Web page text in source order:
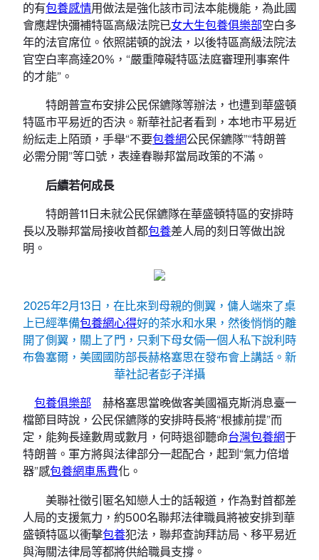
的有包養感情用做法是強化該市司法本能機能，為此國
會應趕快彌補特區高級法院已女大生包養俱樂部空白多
年的法官席位。依照諾頓的說法，以後特區高級法院法
官空白率高達20%，“嚴重障礙特區法庭審理刑事案件
的才能”。
特朗普宣布安排公民保鑣隊等辦法，也遭到華盛頓
特區市平易近的否決。新華社記者看到，本地市平易近
紛紜走上陌頭，手舉“不要包養網公民保鑣隊”“特朗普
必需分開”等口號，表達春聯邦當局政策的不滿。
后續若何成長
特朗普11日未就公民保鑣隊在華盛頓特區的安排時
長以及聯邦當局接收首都包養差人局的刻日等做出說
明。
2025年2月13日，在比來到母親的側翼，傭人端來了桌
上已經準備包養網心得好的茶水和水果，然後悄悄的離
開了側翼，關上了門，只剩下母女倆一個人私下說利時
布魯塞爾，美國國防部長赫格塞思在發布會上講話。新
華社記者彭子洋攝
包養俱樂部 赫格塞思當晚做客美國福克斯消息臺一
檔節目時說，公民保鑣隊的安排時長將“根據前提”而
定，能夠長達數周或數月，何時退卻聽命台灣包養網于
特朗普。軍方將與法律部分一起配合，起到“氣力倍增
器”感包養網車馬費化。
美聯社徵引匿名知戀人士的話報道，作為對首都差
人局的支援氣力，約500名聯邦法律職員將被安排到華
盛頓特區以衝擊包養犯法，聯邦查詢拜訪局、移平易近
與海關法律局等都將供給職員支撐。